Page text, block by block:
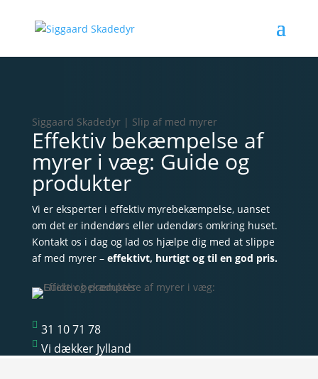
Siggaard Skadedyr | Slip af med myrer
Effektiv bekæmpelse af
myrer i væg: Guide og
produkter
Vi er eksperter i effektiv myrebekæmpelse, uanset
om det er indendørs eller udendørs omkring huset.
Kontakt os i dag og lad os hjælpe dig med at slippe
af med myrer – effektivt, hurtigt og til en god pris.
 31 10 71 78
 Vi dækker Jylland